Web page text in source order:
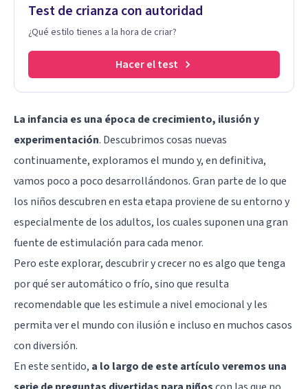
Test de crianza con autoridad
¿Qué estilo tienes a la hora de criar?
Hacer el test
La infancia es una época de crecimiento, ilusión y
experimentación. Descubrimos cosas nuevas
continuamente, exploramos el mundo y, en definitiva,
vamos poco a poco desarrollándonos. Gran parte de lo que
los niños descubren en esta etapa proviene de su entorno y
especialmente de los adultos, los cuales suponen una gran
fuente de estimulación para cada menor.
Pero este explorar, descubrir y crecer no es algo que tenga
por qué ser automático o frío, sino que resulta
recomendable que les estimule a nivel emocional y les
permita ver el mundo con ilusión e incluso en muchos casos
con diversión.
En este sentido, a lo largo de este artículo veremos una